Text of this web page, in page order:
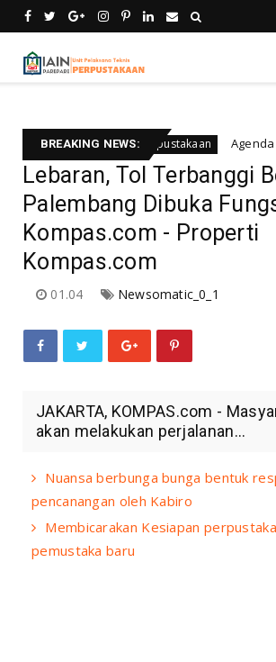
BREAKING NEWS:
Berita rapat perpustakaan Agenda
Lebaran, Tol Terbanggi
Palembang Dibuka
Kompas.com - Properti
Kompas.com
01.04 Newsomatic_0_1
JAKARTA, KOMPAS.com -
akan melakukan perjalanan...
Nuansa berbunga bunga bentuk
pencanangan oleh Kabiro
Membicarakan Kesiapan
pemustaka baru